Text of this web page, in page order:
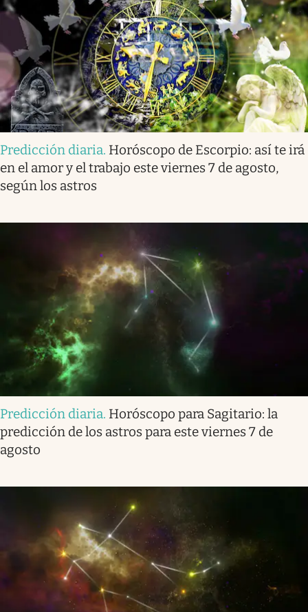
Predicción diaria. Horóscopo de Escorpio: así te irá
en el amor y el trabajo este viernes 7 de agosto,
según los astros
Predicción diaria. Horóscopo para Sagitario: la
predicción de los astros para este viernes 7 de
agosto